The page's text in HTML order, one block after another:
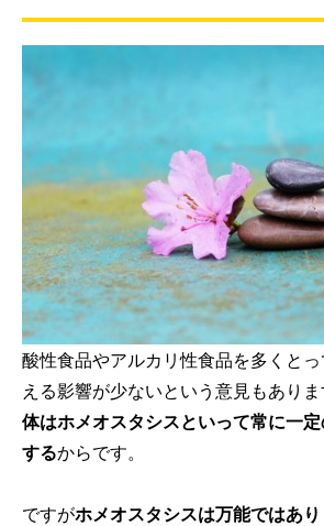
酸性食品やアルカリ性食品を多くと
える影響が少ないという意見もありま
体はホメオスタシスといって常に一
するからです。
ですがホメオスタシスは万能ではあり